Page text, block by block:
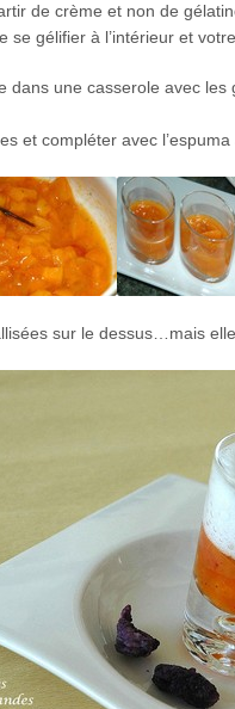
de crème et non de
gélifier à l’intérieur et
une casserole avec
et compléter avec l’espuma
sur le dessus…mais